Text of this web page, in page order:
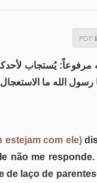
PDF
مرفوعاً: يُستجاب
رسول الله ما
estejam com ele)
não me responde.
laço de